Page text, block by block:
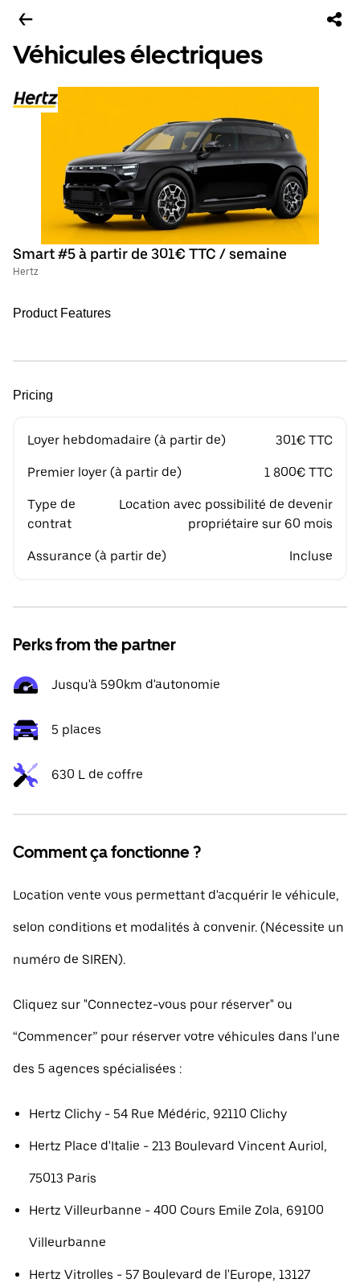
Véhicules électriques
Smart #5 à partir de 301€ TTC / semaine
Hertz
Product Features
Pricing
Loyer hebdomadaire (à partir de) 301€ TTC
Premier loyer (à partir de) 1 800€ TTC
Type de
contrat
Location avec possibilité de devenir
propriétaire sur 60 mois
Assurance (à partir de) Incluse
Perks from the partner
Jusqu'à 590km d'autonomie
5 places
630 L de coffre
Comment ça fonctionne ?
Location vente vous permettant d'acquérir le véhicule,
selon conditions et modalités à convenir. (Nécessite un
numéro de SIREN).
Cliquez sur "Connectez-vous pour réserver" ou
“Commencer” pour réserver votre véhicules dans l'une
des 5 agences spécialisées :
Hertz Clichy - 54 Rue Médéric, 92110 Clichy
Hertz Place d'Italie - 213 Boulevard Vincent Auriol,
75013 Paris
Hertz Villeurbanne - 400 Cours Emile Zola, 69100
Villeurbanne
Hertz Vitrolles - 57 Boulevard de l'Europe, 13127